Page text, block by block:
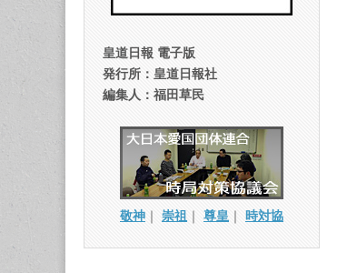
皇道日報 電子版
発行所：皇道日報社
編集人：福田草民
敬神 ｜ 崇祖 ｜ 尊皇 ｜ 時対協